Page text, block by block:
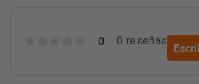
0 0 reseñas